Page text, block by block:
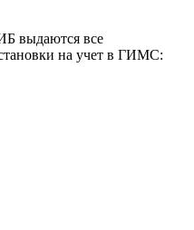
выдаются все
на учет в ГИМС: